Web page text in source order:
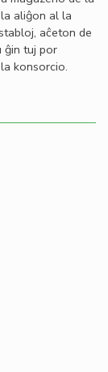
aliĝon al la
aĉeton de
ĝin tuj por
konsorcio.